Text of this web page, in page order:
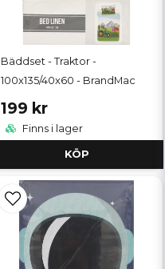
Bäddset - Traktor -
100x135/40x60 - BrandMac
199 kr
Finns i lager
KÖP